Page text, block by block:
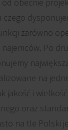
obecnie
zarówno
Po
na
jakość i
oraz
na tle Polski